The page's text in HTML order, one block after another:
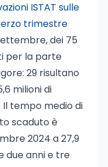
ISTAT sulle
trimestre
dei 75
per la parte
29 risultano
milioni di
Il tempo medio di
scaduto è
2024 a 27,9
due anni e tre